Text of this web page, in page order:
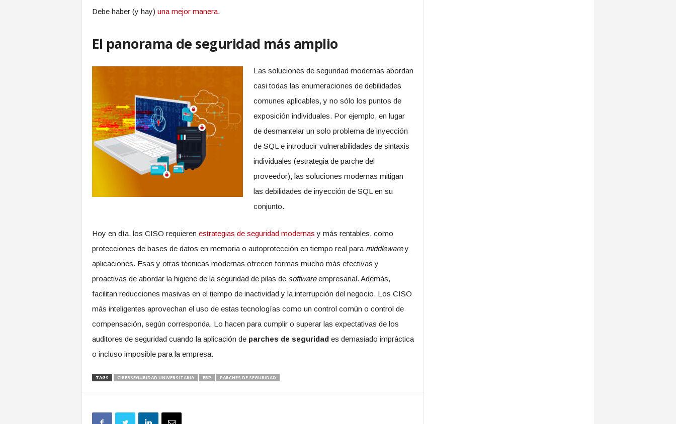
Debe haber (y hay) una mejor manera.
El panorama de seguridad más amplio
Las soluciones de seguridad modernas abordan
casi todas las enumeraciones de debilidades
comunes aplicables, y no sólo los puntos de
exposición individuales. Por ejemplo, en lugar
de desmantelar un solo problema de inyección
de SQL e introducir vulnerabilidades de sintaxis
individuales (estrategia de parche del
proveedor), las soluciones modernas mitigan
las debilidades de inyección de SQL en su
conjunto.
Hoy en día, los CISO requieren estrategias de seguridad modernas y más rentables, como
protecciones de bases de datos en memoria o autoprotección en tiempo real para middlewarey
aplicaciones. Esas y otras técnicas modernas ofrecen formas mucho más efectivas y
proactivas de abordar la higiene de la seguridad de pilas de softwareempresarial. Además,
facilitan reducciones masivas en el tiempo de inactividad y la interrupción del negocio. Los CISO
más inteligentes aprovechan el uso de estas tecnologías como un control común o control de
compensación, según corresponda. Lo hacen para cumplir o superar las expectativas de los
auditores de seguridad cuando la aplicación de parches de seguridades demasiado impráctica
o incluso imposible para la empresa.
TAGS CIBERSEGURIDAD UNIVERSITARIA ERP PARCHES DE SEGURIDAD